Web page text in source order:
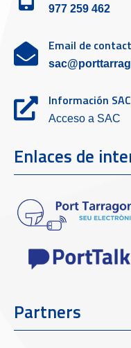
977 259 462
Email de
Información SAC
Acceso a SAC
Enlaces de
Partners